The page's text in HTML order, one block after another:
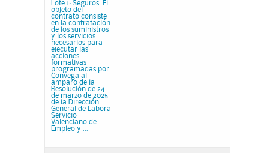
Lote 1: Seguros. El
objeto del
contrato consiste
en la contratación
de los suministros
y los servicios
necesarios para
ejecutar las
acciones
formativas
programadas por
Convega al
amparo de la
Resolución de 24
de marzo de 2025
de la Dirección
General de Labora
Servicio
Valenciano de
Empleo y ...